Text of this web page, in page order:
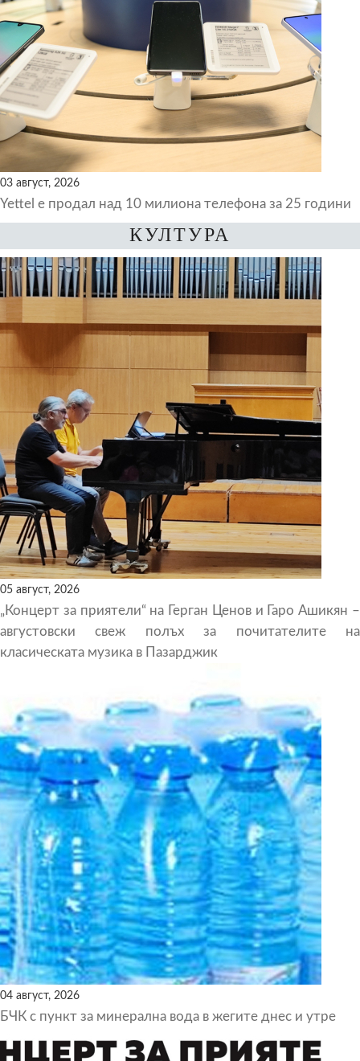
03 август, 2026
Yettel е продал над 10 милиона телефона за 25 години
КУЛТУРА
05 август, 2026
„Концерт за приятели“ на Герган Ценов и Гаро Ашикян –
августовски свеж полъх за почитателите на
класическата музика в Пазарджик
04 август, 2026
БЧК с пункт за минерална вода в жегите днес и утре